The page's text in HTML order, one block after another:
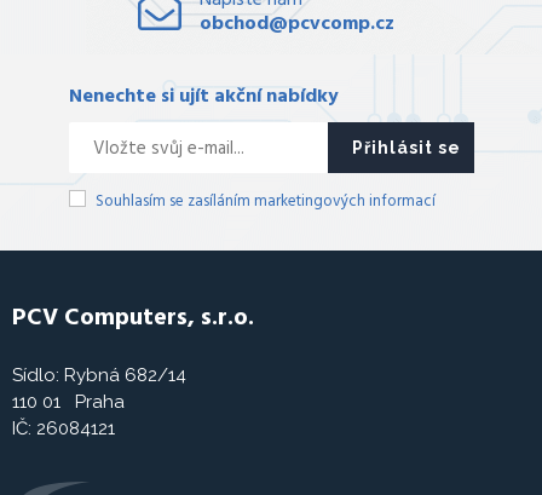
obchod@pcvcomp.cz
Nenechte si ujít akční nabídky
Přihlásit se
Souhlasím se zasíláním marketingových informací
PCV Computers, s.r.o.
Sídlo: Rybná 682/14
110 01 Praha
IČ: 26084121